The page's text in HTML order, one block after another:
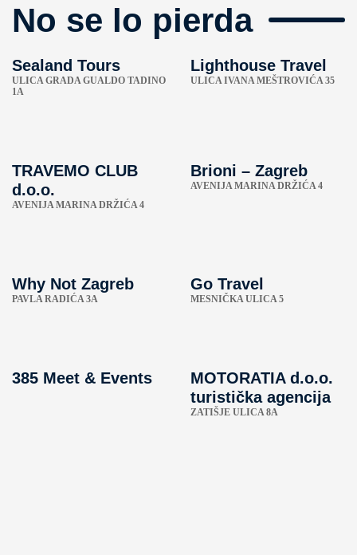
No se lo pierda
Sealand Tours
ULICA GRADA GUALDO TADINO
1A
Lighthouse Travel
ULICA IVANA MEŠTROVIĆA 35
TRAVEMO CLUB
d.o.o.
AVENIJA MARINA DRŽIĆA 4
Brioni – Zagreb
AVENIJA MARINA DRŽIĆA 4
Why Not Zagreb
PAVLA RADIĆA 3A
Go Travel
MESNIČKA ULICA 5
385 Meet & Events
MOTORATIA d.o.o.
turistička agencija
ZATIŠJE ULICA 8A